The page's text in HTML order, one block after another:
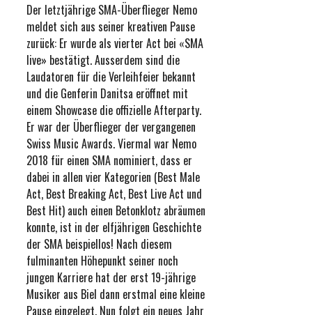
Der letztjährige SMA-Überflieger Nemo
meldet sich aus seiner kreativen Pause
zurück: Er wurde als vierter Act bei «SMA
live» bestätigt. Ausserdem sind die
Laudatoren für die Verleihfeier bekannt
und die Genferin Danitsa eröffnet mit
einem Showcase die offizielle Afterparty.
Er war der Überflieger der vergangenen
Swiss Music Awards. Viermal war Nemo
2018 für einen SMA nominiert, dass er
dabei in allen vier Kategorien (Best Male
Act, Best Breaking Act, Best Live Act und
Best Hit) auch einen Betonklotz abräumen
konnte, ist in der elfjährigen Geschichte
der SMA beispiellos! Nach diesem
fulminanten Höhepunkt seiner noch
jungen Karriere hat der erst 19-jährige
Musiker aus Biel dann erstmal eine kleine
Pause eingelegt. Nun folgt ein neues Jahr